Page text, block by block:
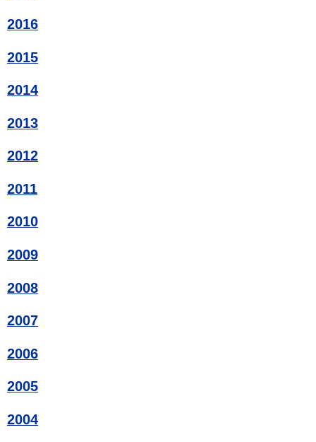
2016
2015
2014
2013
2012
2011
2010
2009
2008
2007
2006
2005
2004